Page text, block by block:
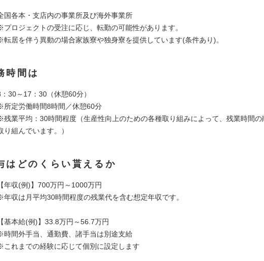
国各本・支店内の事業所及び海外事業所
プロジェクトの受注に応じ、転勤の可能性があります。
転居を伴う異動の場合家族寮や独身寮を提供しています(条件あり)。
時間は
30～17：30（休憩60分）
所定労働時間8時間／休憩60分
残業平均：30時間程度（生産性向上のための各種取り組みによって、残業時間の
り組んでいます。）
はどのくらい貰えるか
【年収(例)】700万円～1000万円
年収は月平均30時間程度の残業代を含む想定年収です。
【基本給(例)】33.8万円～56.7万円
時間外手当、通勤費、諸手当は別途支給
これまでの経験に応じて個別に設定します